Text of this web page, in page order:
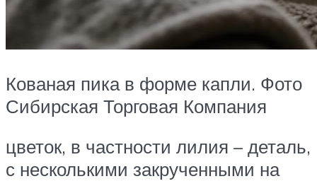
Кованая пика в форме капли. Фото
Сибирская Торговая Компания
цветок, в частности лилия – деталь,
с несколькими закрученными на